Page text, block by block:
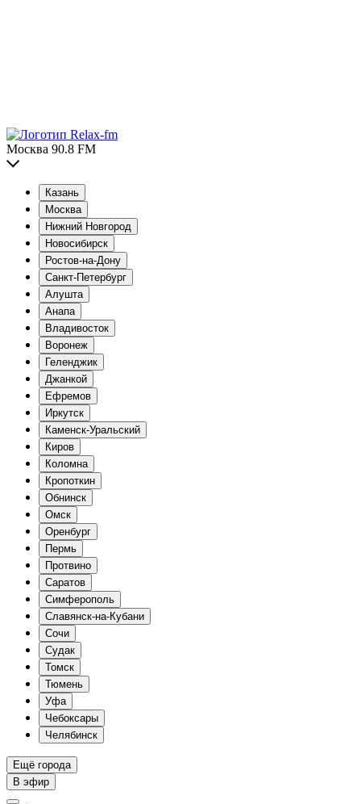
Москва 90.8 FM
Казань
Москва
Нижний Новгород
Новосибирск
Ростов-на-Дону
Санкт-Петербург
Алушта
Анапа
Владивосток
Воронеж
Геленджик
Джанкой
Ефремов
Иркутск
Каменск-Уральский
Киров
Коломна
Кропоткин
Обнинск
Омск
Оренбург
Пермь
Протвино
Саратов
Симферополь
Славянск-на-Кубани
Сочи
Судак
Томск
Тюмень
Уфа
Чебоксары
Челябинск
Ещё города
В эфир